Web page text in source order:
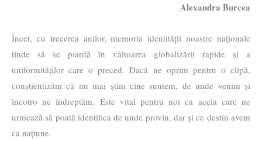
Alexandra Burcea
Încet, cu trecerea anilor, memoria identității noastre naționale
tinde să se piardă în vâltoarea globalizării rapide și a
uniformităților care o preced. Dacă ne oprim pentru o clipă,
conștientizăm că nu mai știm cine suntem, de unde venim și
încotro ne îndreptăm. Este vital pentru noi ca aceia care ne
urmează să poată identifica de unde provin, dar și ce destin avem
ca națiune.